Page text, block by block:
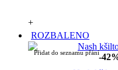
+
ROZBALENO
-
Přidat do seznamu přání